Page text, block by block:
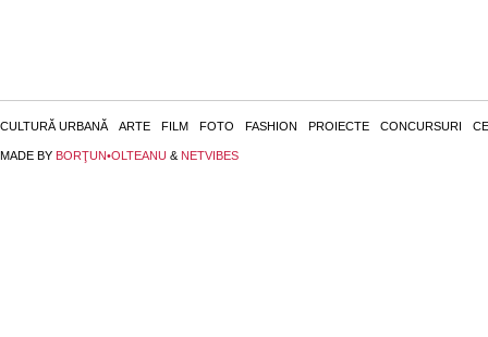
CULTURĂ URBANĂ ARTE FILM FOTO FASHION PROIECTE CONCURSURI
MADE BY BORŢUN•OLTEANU & NETVIBES